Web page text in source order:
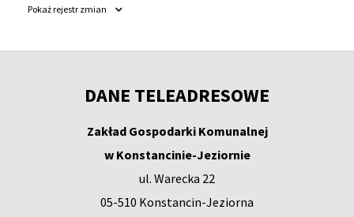
Pokażrejestr zmian
DANE TELEADRESOWE
Zakład Gospodarki Komunalnej
w Konstancinie-Jeziornie
ul. Warecka 22
05-510 Konstancin-Jeziorna